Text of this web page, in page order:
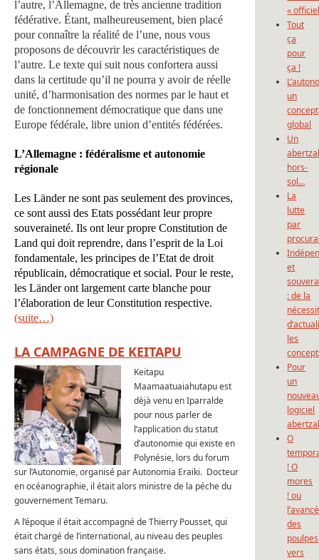
l’autre, l’Allemagne, de très ancienne tradition
fédérative. Étant, malheureusement, bien placé
pour connaître la réalité de l’une, nous vous
proposons de découvrir les caractéristiques de
l’autre. Le texte qui suit nous confortera aussi
dans la certitude qu’il ne pourra y avoir de réelle
unité, d’harmonisation des normes par le haut et
de fonctionnement démocratique que dans une
Europe fédérale, libre union d’entités fédérées.
L’Allemagne : fédéralisme et autonomie
régionale
Les Länder ne sont pas seulement des provinces,
ce sont aussi des Etats possédant leur propre
souveraineté. Ils ont leur propre Constitution de
Land qui doit reprendre, dans l’esprit de la Loi
fondamentale, les principes de l’Etat de droit
républicain, démocratique et social. Pour le reste,
les Länder ont largement carte blanche pour
l’élaboration de leur Constitution respective.
(suite…)
LA CAMPAGNE DE KEITAPU
Keitapu
Maamaatuaiahutapu est
dèjà venu en Iparralde
pour nous parler de
l’application du statut
d’autonomie qui existe en
Polynésie, lors du forum
sur l’Autonomie, organisé par Autonomia Eraiki. Docteur
en océanographie, il était alors ministre de la péche du
gouvernement Temaru.
A l’époque il était accompagné de Thierry Pousset, qui
était chargé de l’international, au niveau des peuples
sans états, sous domination française.
«
Tout
ça
pour
ça !
un
concept
global
Un
hors-
sol…
La
lutte
par
et
: de la
les
Pour
un
logiciel
O
! O
mores
! ou
des
poulpes
vers